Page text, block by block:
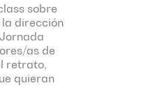
sobre
la dirección
as de
retrato,
quieran